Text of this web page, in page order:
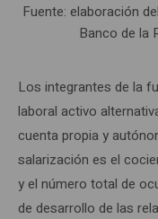
Fuente: elaboración
Banco de la
Los integrantes de la
laboral activo
cuenta propia y
salarización es el
y el número total de
de desarrollo de las